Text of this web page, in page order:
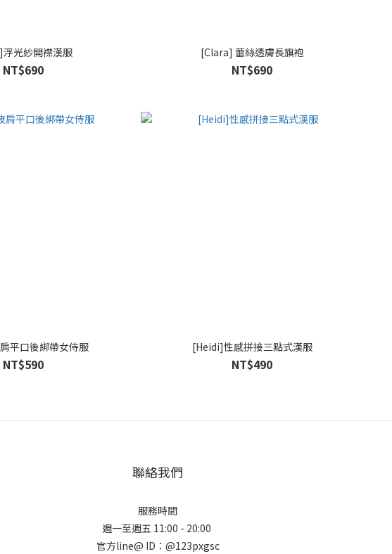
光紗開襟漢服
NT$690
[Clara] 蕾絲透膚長旗袍
NT$690
平口後綁帶女侍服
NT$590
[Heidi]性感拼接三點式漢服
NT$490
聯絡我們
服務時間
週一至週五 11:00 - 20:00
官方line@ ID：@123pxgsc